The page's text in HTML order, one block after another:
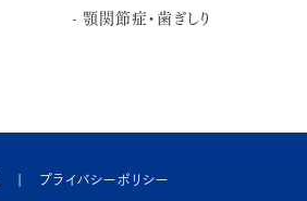
顎関節症・歯ぎしり
プライバシーポリシー